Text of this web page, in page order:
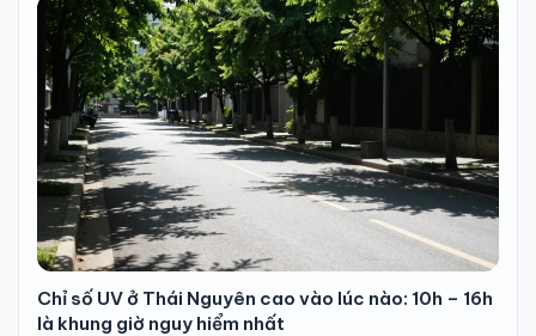
Chỉ số UV ở Thái Nguyên cao vào lúc nào: 10h – 16h
là khung giờ nguy hiểm nhất